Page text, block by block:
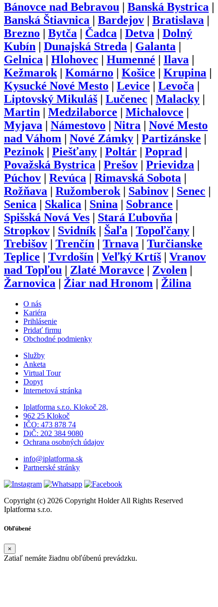
Bánovce nad Bebravou Banská Bystrica
Banská Štiavnica
Bardejov Bratislava
Brezno
Bytča Čadca Detva
Dolný
Kubín
Dunajská Streda Galanta
Gelnica
Hlohovec Humenné Ilava
Kežmarok| Komárno Košice Krupina
Kysucké Nové Mesto
Levice Levoča
Liptovský Mikuláš
Lučenec Malacky
Martin
Medzilaborce Michalovce
Myjava
Námestovo Nitra
Nové Mesto
nad Váhom
Nové Zámky Partizánske
Pezinok| Piešťany Poltár Poprad
Považská Bystrica
Prešov Prievidza
Púchov
Revúca Rimavská Sobota
Rožňava
Ružomberok| Sabinov Senec
Senica
Skalica Snina Sobrance
Spišská Nová Ves
Stará Ľubovňa
Stropkov
Svidník| Šaľa Topoľčany
Trebišov
Trenčín Trnava
Turčianske
Teplice
Tvrdošín Veľký Krtíš
Vranov
nad Topľou
Zlaté Moravce Zvolen
Žarnovica
Žiar nad Hronom Žilina
O nás
Kariéra
Prihlásenie
Pridať firmu
Obchodné podmienky
Služby
Anketa
Virtual Tour
Dopyt
Internetová stránka
Iplatforma s.r.o. Klokoč 28,
962 25 Klokoč
IČO: 473 878 74
DiČ: 202 384 9080
Ochrana osobných údajov
info@iplatforma.sk
Partnerské stránky
Copyright (c) 2026 Copyright Holder All Rights Reserved
Iplatforma s.r.o.
Obľúbené
×
Zatiaľ nemáte žiadnu obľúbenú prevádzku.